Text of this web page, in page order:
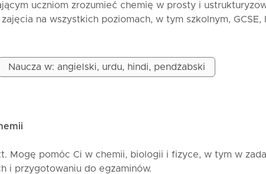
uczniom zrozumieć chemię w prosty i
na wszystkich poziomach, w tym szkolnym, GCSE,
od tego, czy masz problemy z podstawami, czy
się w tematach takich jak chemia organiczna, chemia
fizyczna oraz podstawowe pojęcia. Mój styl nauczania
rozumiesz, zamiast po prostu zapamiętywać. Moje
oraz techniki ukierunkowane na egzaminy, aby nauka była
Pomagam także w zadaniach domowych, pracach
Stwarzam przyjazne i wspierające środowisko,
Naucza w: angielski, urdu, hindi, pendżabski
Mogę pomóc Ci w chemii, biologii i fizyce, w tym w
i przygotowaniu do egzaminów.